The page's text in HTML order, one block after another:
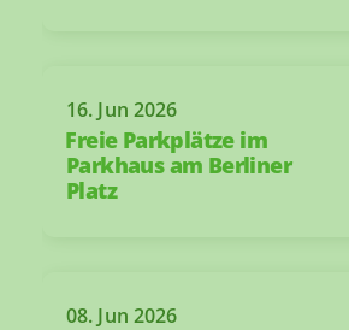
16. Jun 2026
️Freie Parkplätze im
Parkhaus am Berliner
Platz
08. Jun 2026